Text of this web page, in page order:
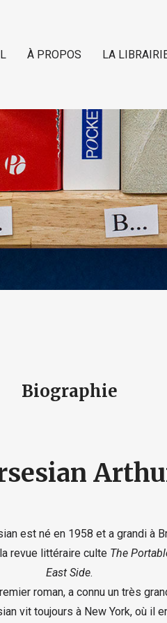
À PROPOS LA
Biographie
est né en 1958 et a grandi à
revue littéraire culte The
East Side.
roman, a connu un très
vit toujours à New York, où il